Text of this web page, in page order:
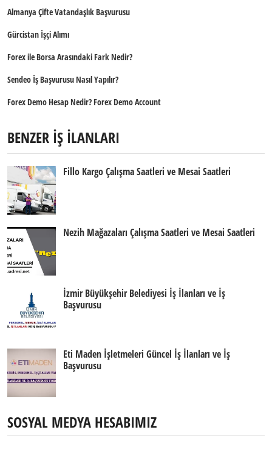
Almanya Çifte Vatandaşlık Başvurusu
Gürcistan İşçi Alımı
Forex ile Borsa Arasındaki Fark Nedir?
Sendeo İş Başvurusu Nasıl Yapılır?
Forex Demo Hesap Nedir? Forex Demo Account
BENZER İŞ İLANLARI
Fillo Kargo Çalışma Saatleri ve Mesai Saatleri
Nezih Mağazaları Çalışma Saatleri ve Mesai Saatleri
İzmir Büyükşehir Belediyesi İş İlanları ve İş
Başvurusu
Eti Maden İşletmeleri Güncel İş İlanları ve İş
Başvurusu
SOSYAL MEDYA HESABIMIZ